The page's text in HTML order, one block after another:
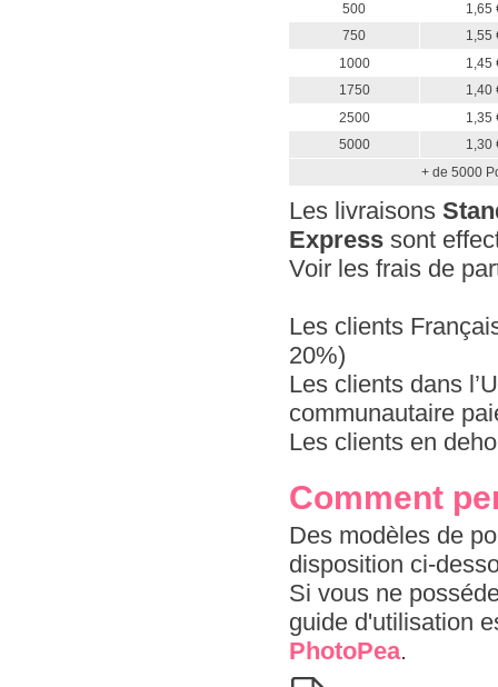
500
1,65
750
1,55
1000
1,45
1750
1,40
2500
1,35
5000
1,30
+ de 5000
Les livraisons
Express sont
Voir les frais de
Les clients
20%)
Les clients dans
communautaire
Les clients en
Comment
Des modèles de
disposition ci-
Si vous ne
guide d'utilisation
PhotoPea.